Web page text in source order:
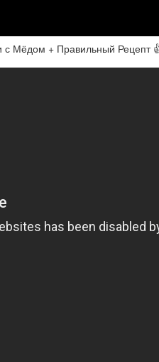
с Мёдом + Правильный Рецепт